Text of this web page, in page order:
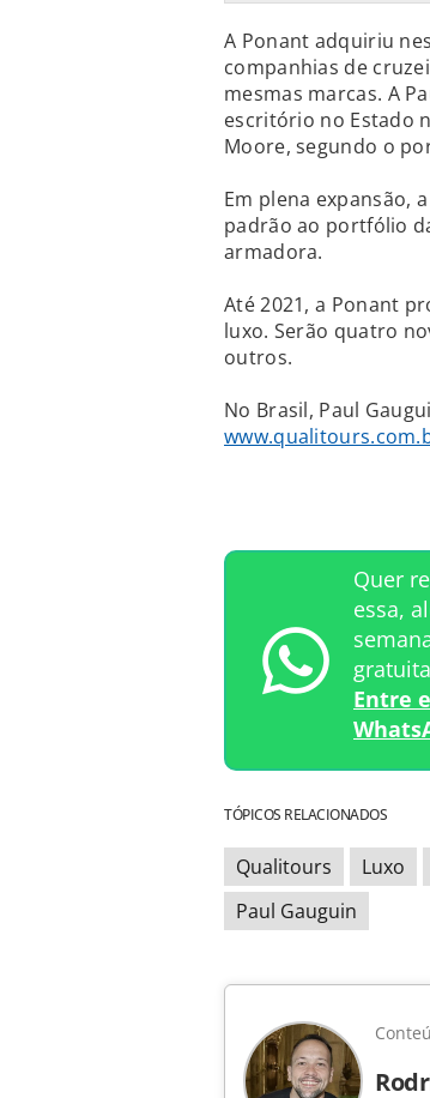
A Ponant adquiriu
companhias de
mesmas marcas. A
escritório no Estado
Moore, segundo o
Em plena expansão,
padrão ao portfólio
armadora.
Até 2021, a Ponant
luxo. Serão quatro
outros.
No Brasil, Paul
Quer
essa,
Entre
TÓPICOS RELACIONADOS
Qualitours Luxo
Paul Gauguin